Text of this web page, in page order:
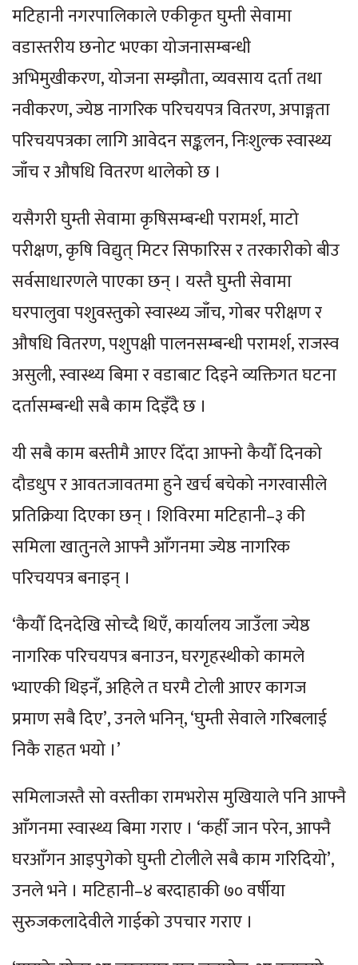
मटिहानी नगरपालिकाले एकीकृत घुम्ती सेवामा
वडास्तरीय छनोट भएका योजनासम्बन्धी
अभिमुखीकरण, योजना सम्झौता, व्यवसाय दर्ता तथा
नवीकरण, ज्येष्ठ नागरिक परिचयपत्र वितरण, अपाङ्गता
परिचयपत्रका लागि आवेदन सङ्कलन, निःशुल्क स्वास्थ्य
जाँच र औषधि वितरण थालेको छ ।
यसैगरी घुम्ती सेवामा कृषिसम्बन्धी परामर्श, माटो
परीक्षण, कृषि विद्युत् मिटर सिफारिस र तरकारीको बीउ
सर्वसाधारणले पाएका छन् । यस्तै घुम्ती सेवामा
घरपालुवा पशुवस्तुको स्वास्थ्य जाँच, गोबर परीक्षण र
औषधि वितरण, पशुपक्षी पालनसम्बन्धी परामर्श, राजस्व
असुली, स्वास्थ्य बिमा र वडाबाट दिइने व्यक्तिगत घटना
दर्तासम्बन्धी सबै काम दिइँदै छ ।
यी सबै काम बस्तीमै आएर दिँदा आफ्नो कैयौँ दिनको
दौडधुप र आवतजावतमा हुने खर्च बचेको नगरवासीले
प्रतिक्रिया दिएका छन् । शिविरमा मटिहानी–३ की
समिला खातुनले आफ्नै आँगनमा ज्येष्ठ नागरिक
परिचयपत्र बनाइन् ।
‘कैयौँ दिनदेखि सोच्दै थिएँ, कार्यालय जाउँला ज्येष्ठ
नागरिक परिचयपत्र बनाउन, घरगृहस्थीको कामले
भ्याएकी थिइनँ, अहिले त घरमै टोली आएर कागज
प्रमाण सबै दिए’, उनले भनिन्, ‘घुम्ती सेवाले गरिबलाई
निकै राहत भयो ।’
समिलाजस्तै सो वस्तीका रामभरोस मुखियाले पनि आफ्नै
आँगनमा स्वास्थ्य बिमा गराए । ‘कहीँ जान परेन, आफ्नै
घरआँगन आइपुगेको घुम्ती टोलीले सबै काम गरिदियो’,
उनले भने । मटिहानी–४ बरदाहाकी ७० वर्षीया
सुरुजकलादेवीले गाईको उपचार गराए ।